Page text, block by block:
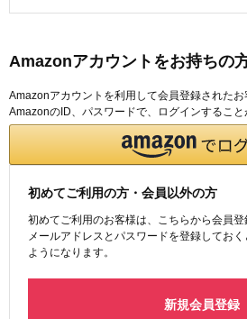
Amazonアカウントをお持ちの
Amazonアカウントを利用して会員登録されたお
AmazonのID、パスワードで、ログインすること
初めてご利用の方・会員以外の方
初めてご利用のお客様は、こちらから会員登
メールアドレスとパスワードを登録してお
ようになります。